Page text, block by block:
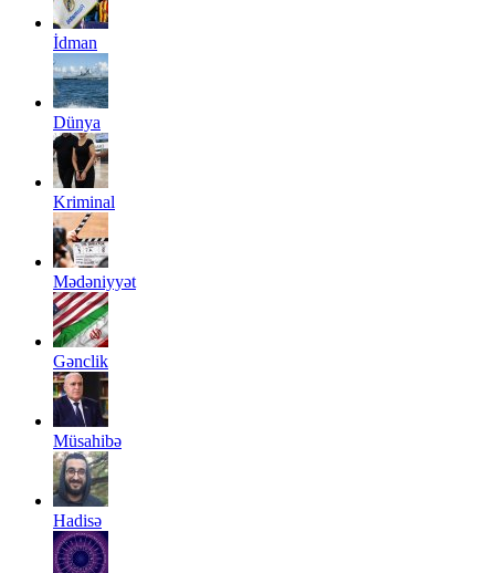
İdman
Dünya
Kriminal
Mədəniyyət
Gənclik
Müsahibə
Hadisə